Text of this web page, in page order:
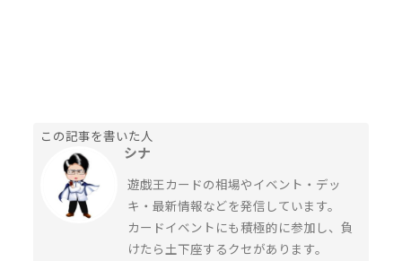
この記事を書いた人
シナ
遊戯王カードの相場やイベント・デッ
キ・最新情報などを発信しています。
カードイベントにも積極的に参加し、負
けたら土下座するクセがあります。